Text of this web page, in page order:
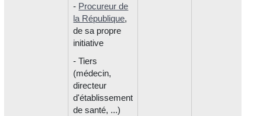
- Procureur de
la République,
de sa propre
initiative
- Tiers
(médecin,
directeur
d'établissement
de santé, ...)